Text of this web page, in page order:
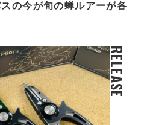
の今が旬の蝉ルアーが各
RELEASE